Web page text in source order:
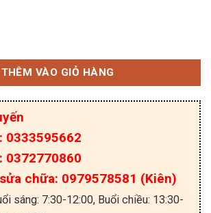
IGBT Mitsubishi 150A 600V tháo
THÊM VÀO GIỎ HÀNG
0333595662
0372770860
chữa: 0979578581 (Kiên)
sáng: 7:30-12:00, Buổi chiều: 13:30-